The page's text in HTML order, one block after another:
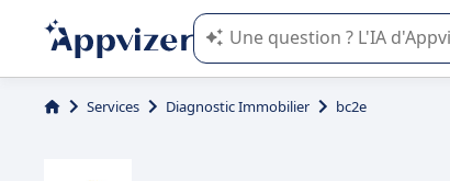
L'IA de Appvizer vous guide
Services Diagnostic Immobilier bc2e